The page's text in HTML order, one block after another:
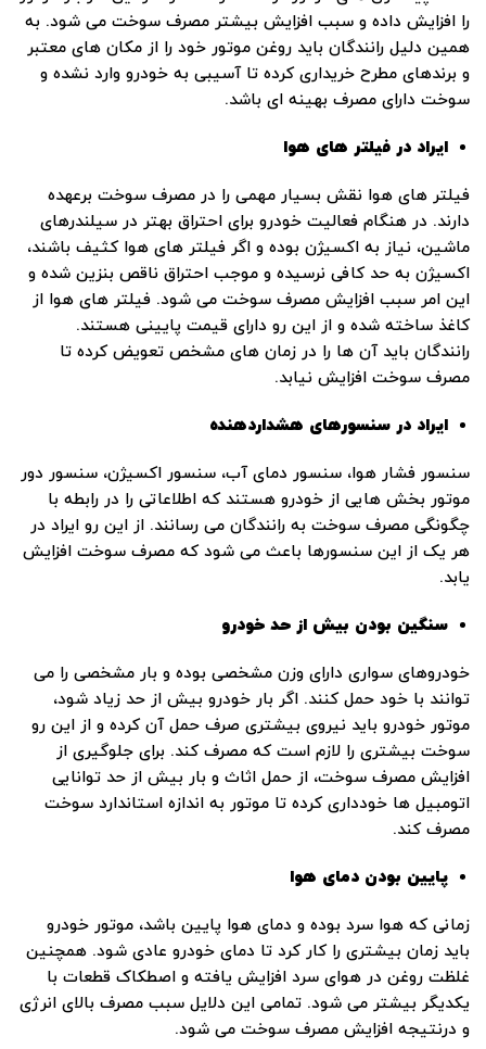
را افزایش داده و سبب افزایش بیشتر مصرف سوخت می ‌شود. به‌
همین دلیل رانندگان باید روغن‌ موتور خود را از مکان ‌های معتبر
و برندهای مطرح خریداری کرده تا آسیبی به خودرو وارد نشده و
سوخت دارای مصرف بهینه‌ ای باشد.
ایراد در فیلتر های هوا
فیلتر های هوا نقش بسیار مهمی را در مصرف سوخت برعهده
دارند. در هنگام فعالیت خودرو برای احتراق بهتر در سیلندرهای
ماشین، نیاز به اکسیژن بوده و اگر فیلتر های هوا کثیف باشند،
اکسیژن به حد کافی نرسیده و موجب احتراق ناقص بنزین شده و
این امر سبب افزایش مصرف سوخت می‌ شود. فیلتر های هوا از
کاغذ ساخته‌ شده و از این ‌رو دارای قیمت پایینی هستند.
رانندگان باید آن ‌ها را در زمان‌ های مشخص تعویض کرده تا
مصرف سوخت افزایش نیابد.
ایراد در سنسورهای هشداردهنده
سنسور فشار هوا، سنسور دمای آب، سنسور اکسیژن، سنسور دور
موتور بخش ‌هایی از خودرو هستند که اطلاعاتی را در رابطه با
چگونگی مصرف سوخت به رانندگان می ‌رسانند. از این رو ایراد در
هر یک از این سنسورها باعث می ‌شود که مصرف سوخت افزایش
یابد.
سنگین بودن بیش‌ از حد خودرو
خودروهای سواری دارای وزن مشخصی بوده و بار مشخصی را می
‌توانند با خود حمل کنند. اگر بار خودرو بیش‌ از حد زیاد شود،
موتور خودرو باید نیروی بیشتری صرف حمل آن کرده و از این‌ رو
سوخت بیشتری را لازم است که مصرف کند. برای جلوگیری از
افزایش مصرف سوخت، از حمل اثاث و بار بیش از حد توانایی
اتومبیل‌ ها خودداری کرده تا موتور به اندازه استاندارد سوخت
مصرف کند.
پایین بودن دمای هوا
زمانی که هوا سرد بوده و دمای هوا پایین باشد، موتور خودرو
باید زمان بیشتری را کار کرد تا دمای خودرو عادی شود. همچنین
غلظت روغن در هوای سرد افزایش‌ یافته و اصطکاک قطعات با
یکدیگر بیشتر می ‌شود. تمامی این دلایل سبب مصرف بالای انرژی
و درنتیجه افزایش مصرف سوخت می ‌شود.